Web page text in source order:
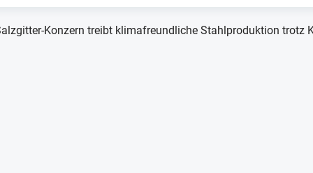
Konzern treibt klimafreundliche Stahlproduktion trotz